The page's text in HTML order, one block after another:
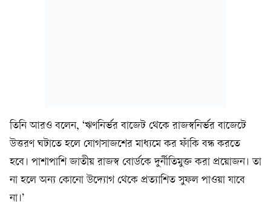
তিনি আরও বলেন, ‘ঋণনির্ভর বাজেট থেকে রাজস্বনির্ভর বাজেটে
উত্তরণ ঘটাতে হলে যোগসাজশের মাধ্যমে কর ফাঁকি বন্ধ করতে
হবে। পাশাপাশি জাতীয় রাজস্ব বোর্ডকে দুর্নীতিমুক্ত করা প্রয়োজন। তা
না হলে অন্য কোনো উদ্যোগ থেকে প্রত্যাশিত সুফল পাওয়া যাবে
না।’